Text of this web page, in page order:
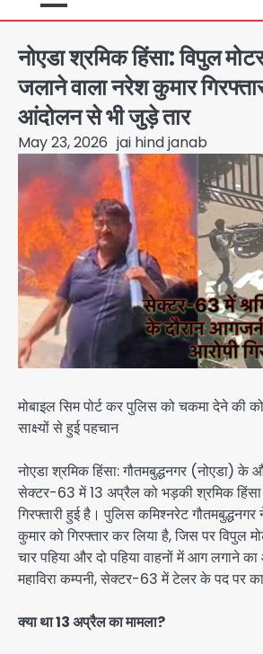
नोएडा श्रमिक हिंसा: विपुल
जलाने वाला नरेश कुमार
आंदोलन से भी जुड़े तार
May 23, 2026 jai hind janab
मोबाइल सिम पोर्ट कर पुलिस को चकमा देने की
साक्ष्यों से हुई पहचान
नोएडा श्रमिक हिंसा: गौतमबुद्धनगर (नोएडा) के
सेक्टर-63 में 13 अप्रैल को भड़की श्रमिक
गिरफ्तारी हुई है। पुलिस कमिश्नरेट
कुमार को गिरफ्तार कर लिया है, जिस पर विपुल
चार पहिया और दो पहिया वाहनों में आग लगाने
महाविरा कम्पनी, सेक्टर-63 में टेलर के पद पर
क्या था 13 अप्रैल का मामला?